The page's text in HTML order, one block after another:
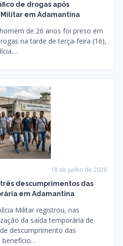
de drogas após
em Adamantina
de 26 anos foi preso em
na tarde de terça-feira (16),
18 de junho de 2026
descumprimentos das
em Adamantina
Militar registrou, nas
da saída temporária de
descumprimento das
benefício…